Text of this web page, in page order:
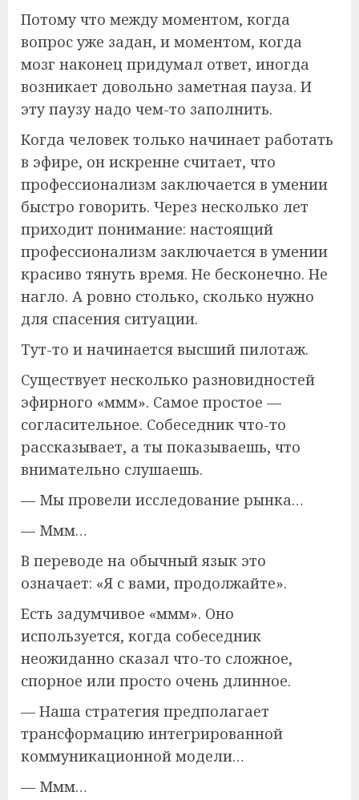
Потому что между моментом, когда
вопрос уже задан, и моментом, когда
мозг наконец придумал ответ, иногда
возникает довольно заметная пауза. И
эту паузу надо чем-то заполнить.
Когда человек только начинает работать
в эфире, он искренне считает, что
профессионализм заключается в умении
быстро говорить. Через несколько лет
приходит понимание: настоящий
профессионализм заключается в умении
красиво тянуть время. Не бесконечно. Не
нагло. А ровно столько, сколько нужно
для спасения ситуации.
Тут-то и начинается высший пилотаж.
Существует несколько разновидностей
эфирного «ммм». Самое простое —
согласительное. Собеседник что-то
рассказывает, а ты показываешь, что
внимательно слушаешь.
— Мы провели исследование рынка…
— Ммм…
В переводе на обычный язык это
означает: «Я с вами, продолжайте».
Есть задумчивое «ммм». Оно
используется, когда собеседник
неожиданно сказал что-то сложное,
спорное или просто очень длинное.
— Наша стратегия предполагает
трансформацию интегрированной
коммуникационной модели…
— Ммм…